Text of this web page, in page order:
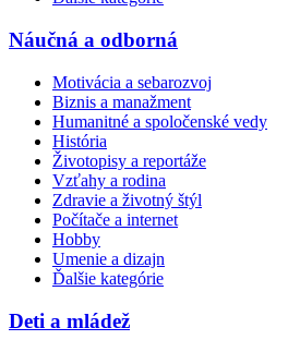
Náučná a odborná
Motivácia a sebarozvoj
Biznis a manažment
Humanitné a spoločenské vedy
História
Životopisy a reportáže
Vzťahy a rodina
Zdravie a životný štýl
Počítače a internet
Hobby
Umenie a dizajn
Ďalšie kategórie
Deti a mládež